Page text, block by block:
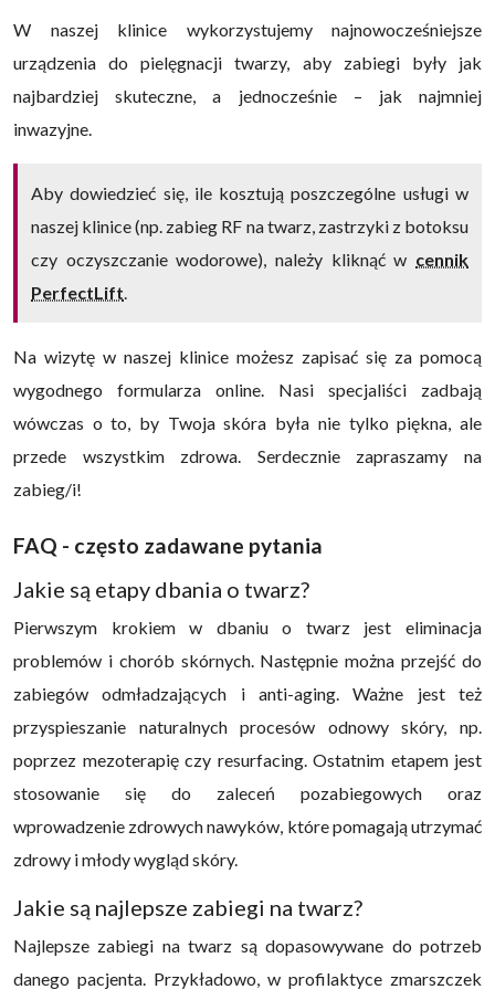
W naszej klinice wykorzystujemy najnowocześniejsze
urządzenia do pielęgnacji twarzy, aby zabiegi były jak
najbardziej skuteczne, a jednocześnie – jak najmniej
inwazyjne.
Aby dowiedzieć się, ile kosztują poszczególne usługi w
naszej klinice (np. zabieg RF na twarz, zastrzyki z botoksu
czy oczyszczanie wodorowe), należy kliknąć w cennik
PerfectLift.
Na wizytę w naszej klinice możesz zapisać się za pomocą
wygodnego formularza online. Nasi specjaliści zadbają
wówczas o to, by Twoja skóra była nie tylko piękna, ale
przede wszystkim zdrowa. Serdecznie zapraszamy na
zabieg/i!
FAQ - często zadawane pytania
Jakie są etapy dbania o twarz?
Pierwszym krokiem w dbaniu o twarz jest eliminacja
problemów i chorób skórnych. Następnie można przejść do
zabiegów odmładzających i anti-aging. Ważne jest też
przyspieszanie naturalnych procesów odnowy skóry, np.
poprzez mezoterapię czy resurfacing. Ostatnim etapem jest
stosowanie się do zaleceń pozabiegowych oraz
wprowadzenie zdrowych nawyków, które pomagają utrzymać
zdrowy i młody wygląd skóry.
Jakie są najlepsze zabiegi na twarz?
Najlepsze zabiegi na twarz są dopasowywane do potrzeb
danego pacjenta. Przykładowo, w profilaktyce zmarszczek